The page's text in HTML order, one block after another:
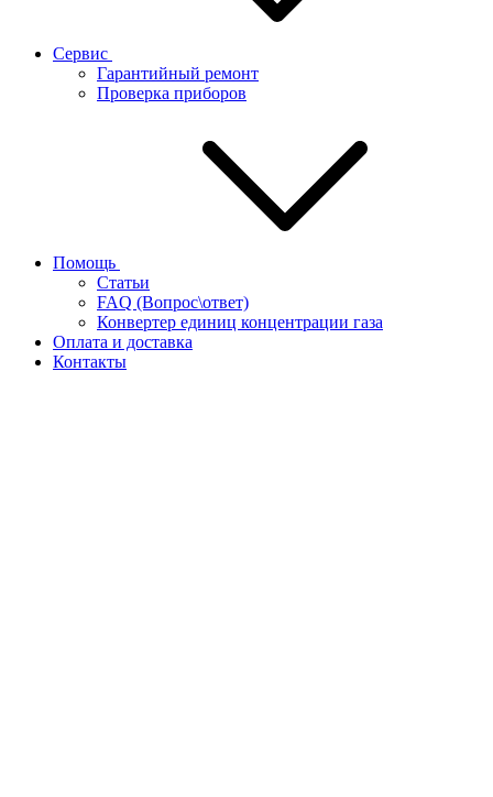
Сервис
Гарантийный ремонт
Проверка приборов
Помощь
Статьи
FAQ (Вопрос\ответ)
Конвертер единиц концентрации газа
Оплата и доставка
Контакты